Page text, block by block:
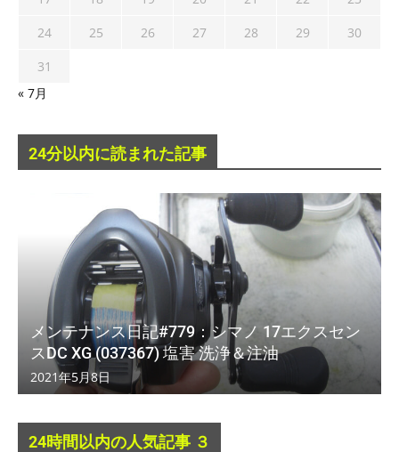
24
25 26 27 28 29
30
31
« 7月
24分以内に読まれた記事
メンテナンス日記#779：シマノ 17エクスセン
スDC XG (037367) 塩害 洗浄＆注油
2021年5月8日
24時間以内の人気記事 ３